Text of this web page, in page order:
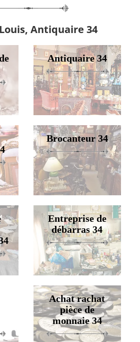
Antiquaire 34
Antiquaire 34
Brocanteur 34
Entreprise de
débarras 34
Achat rachat
pièce de
monnaie 34